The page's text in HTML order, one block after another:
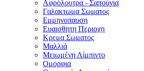
Αφρόλουτρα - Σαπούνια
Γαλακτωμα Σωματος
Εμμηνοπαυση
Ευαισθητη Περιοχη
Κρεμα Σωματος
Μαλλιά
Μειωμένη Λίμπιντο
Ομορφια